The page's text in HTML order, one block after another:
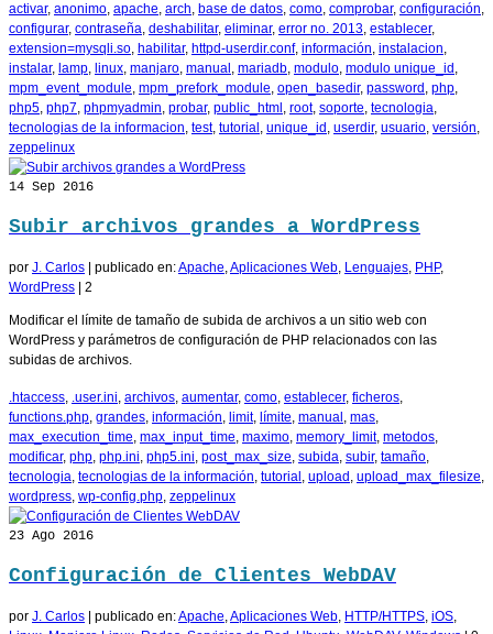
activar, anonimo, apache, arch, base de datos, como, comprobar, configuración,
configurar, contraseña, deshabilitar, eliminar, error no. 2013, establecer,
extension=mysqli.so, habilitar, httpd-userdir.conf, información, instalacion,
instalar, lamp, linux, manjaro, manual , mariadb, modulo, modulo unique_id ,
mpm_event_module, mpm_prefork_module, open_basedir, password , php,
php5, php7, phpmyadmin, probar, public_html , root, soporte, tecnologia,
tecnologias de la informacion, test, tutorial , unique_id , userdir, usuario, versión,
zeppelinux
14 Sep 2016
Subir archivos grandes a WordPress
por J. Carlos publicado en:Apache,Aplicaciones Web, Lenguajes, PHP,
WordPress
2
Modificar el límite de tamaño de subida de archivos a un sitio web con
WordPress y parámetros de configuración de PHP relacionados con las
subidas de archivos.
.htaccess, .user.ini, archivos, aumentar, como, establecer, ficheros,
functions.php, grandes, información, limit, límite, manual , mas,
max_execution_time, max_input_time, maximo, memory_limit, metodos,
modificar, php, php.ini, php5.ini, post_max_size, subida, subir, tamaño,
tecnologia, tecnologias de la información, tutorial , upload , upload_max_filesize,
wordpress, wp-config.php, zeppelinux
23 Ago 2016
Configuración de Clientes WebDAV
por J. Carlos publicado en:Apache,Aplicaciones Web, HTTP/HTTPS, iOS,